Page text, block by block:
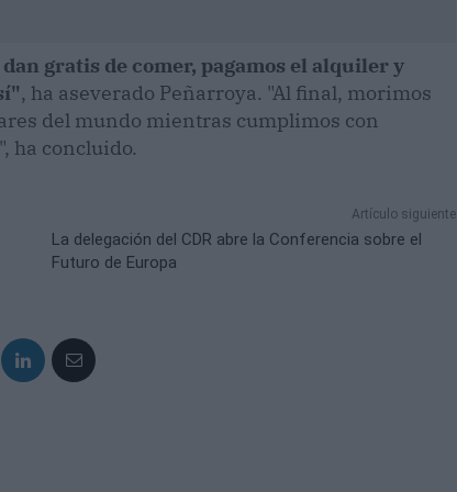
gratis de comer, pagamos el alquiler y
, ha aseverado Peñarroya. "Al final, morimos
del mundo mientras cumplimos con
ha concluido.
Artículo siguiente
La delegación del CDR abre la Conferencia sobre el
Futuro de Europa